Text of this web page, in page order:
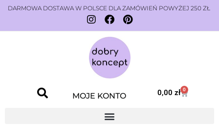
DARMOWA DOSTAWA W POLSCE DLA ZAMÓWIEŃ POWYŻEJ 250 ZŁ
MOJE KONTO 0,00zł 0